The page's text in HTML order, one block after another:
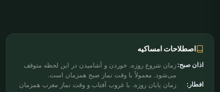
اصطلاحات امساکیه
اذان صبح:زمان شروع روزه. خوردن و آشامیدن در این لحظه متوقف
می‌شود. معمولاً با وقت نماز صبح همزمان است.
افطار:
زمان پایان روزه. با غروب آفتاب و وقت نماز مغرب همزمان